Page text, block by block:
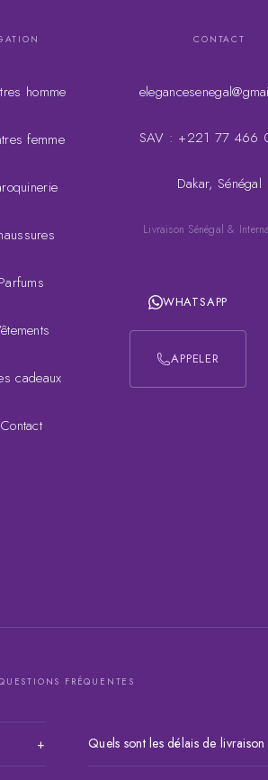
homme
femme
Parfums
cadeaux
Contact
CONTACT
SAV : +221 77 466
Dakar, Sénégal
Livraison Sénégal &
WHATSAPP
APPELER
FRÉQUENTES
+ Quels sont les délais de